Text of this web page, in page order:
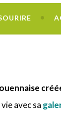
avec sa